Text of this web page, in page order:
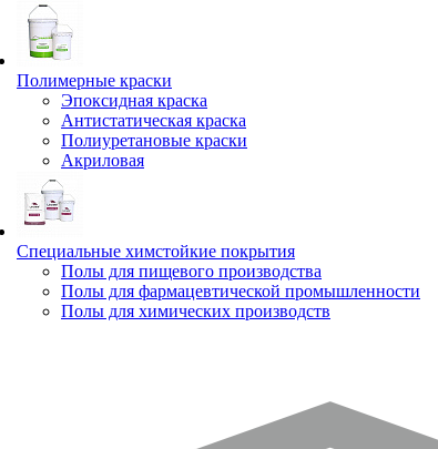
Полимерные краски
Эпоксидная краска
Антистатическая краска
Полиуретановые краски
Акриловая
Специальные химстойкие покрытия
Полы для пищевого производства
Полы для фармацевтической промышленности
Полы для химических производств